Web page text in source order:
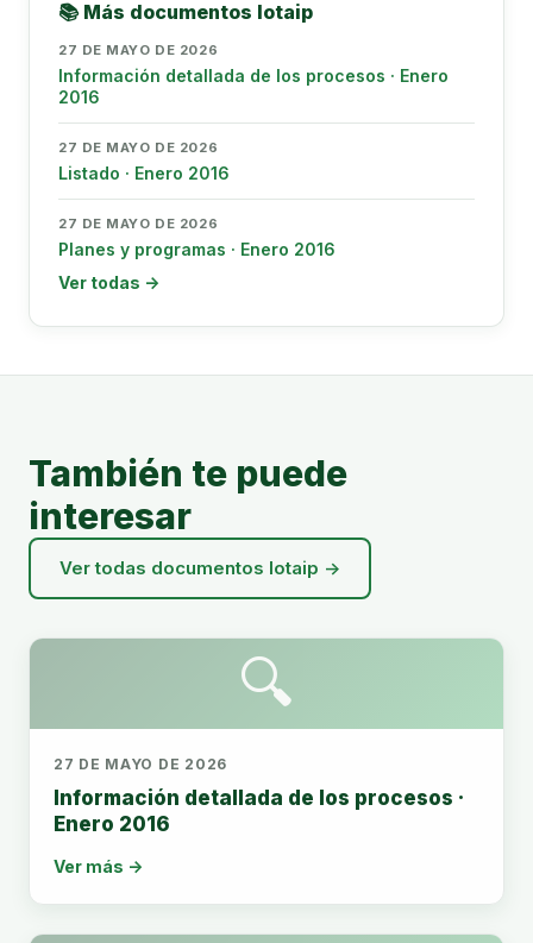
📚 Más documentos lotaip
27 DE MAYO DE 2026
Información detallada de los procesos · Enero
2016
27 DE MAYO DE 2026
Listado · Enero 2016
27 DE MAYO DE 2026
Planes y programas · Enero 2016
Ver todas →
También te puede
interesar
Ver todas documentos lotaip →
🔍
27 DE MAYO DE 2026
Información detallada de los procesos ·
Enero 2016
Ver más →